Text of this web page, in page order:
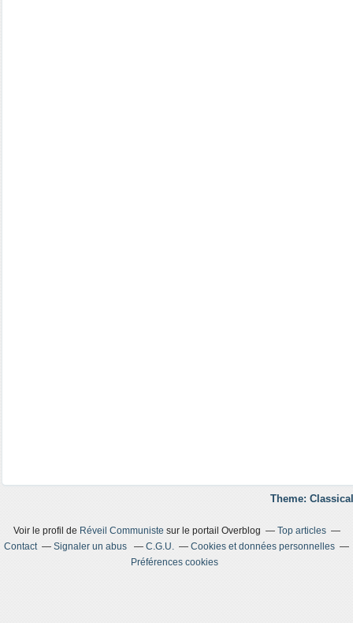
Theme:
Voir le profil de Réveil Communiste sur le portail Overblog
Top articles
Contact
Signaler un abus C.G.U.
Cookies et données personnelles
Préférences cookies